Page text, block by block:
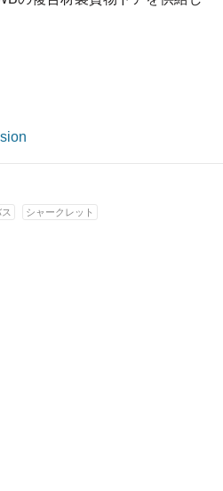
シャークレット